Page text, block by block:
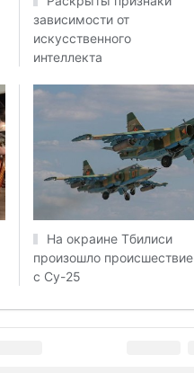
зависимости от
искусственного
интеллекта
На окраине Тбилиси
произошло происшествие
с Су-25